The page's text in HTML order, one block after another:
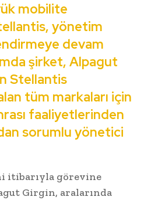
mobilite
yönetim
devam
şirket, Alpagut
Stellantis
tüm markaları için
faaliyetlerinden
sorumlu yönetici
itibarıyla görevine
Girgin, aralarında